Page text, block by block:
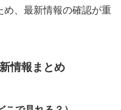
め、最新情報の確認が重
情報まとめ